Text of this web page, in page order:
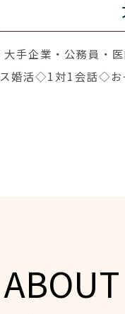
大手企業・公務員・
ス婚活◇1対1会話◇お
ABOUT